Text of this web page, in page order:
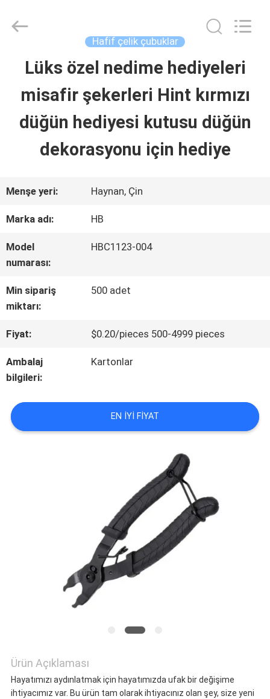
EVDE
ÜRÜN
HAKKIMIZDA
FABRIKA
KONTROLÜ
İLETIŞIM
HABERLER
GIZLILIK
Hafif çelik çubuklar
Lüks özel nedime hediyeleri
misafir şekerleri Hint kırmızı
düğün hediyesi kutusu düğün
dekorasyonu için hediye
Menşe yeri: Haynan, Çin
Marka adı: HB
Model
numarası:
HBC1123-004
Min sipariş
miktarı:
500 adet
Fiyat: $0.20/pieces 500-4999 pieces
Ambalaj
bilgileri:
Kartonlar
EN IYI FIYAT
Ürün Açıklaması
Hayatımızı aydınlatmak için hayatımızda ufak bir değişime
ihtiyacımız var. Bu ürün tam olarak ihtiyacınız olan şey, size yeni